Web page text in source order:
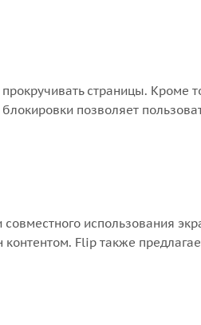
страницы. Кроме
позволяет
использования
Flip также